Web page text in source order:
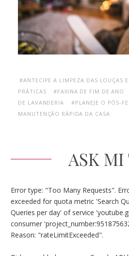
#ANTECIPE A LIMPEZA DAS LOUÇAS
PRÁTICAS
#FAXINA DE FIM DE ANO
DE LAVANDERIA
#PLANEJE O PÓS-
MANUTENÇÃO RÁPIDA DA CASA
ASK MI
Error type: "Too Many Requests".
exceeded for quota metric 'Search
Queries per day' of service
consumer
Reason: "rateLimitExceeded".